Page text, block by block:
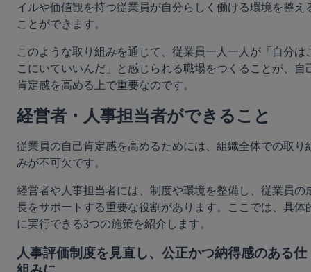
イルや価値観を持つ従業員が自分らしく働ける環境を整え
ことができます。
このような取り組みを通じて、従業員一人一人が「自分は
こにいていいんだ」と感じられる職場をつくることが、自
肯定感を高める上で重要なのです。
経営者・人事担当者ができること
従業員の自己肯定感を高めるためには、組織全体での取り
みが不可欠です。
経営者や人事担当者には、制度や環境を整備し、従業員の
長をサポートする重要な役割があります。ここでは、具体
に実行できる3つの施策を紹介します。
人事評価制度を見直し、公正かつ納得感のある仕